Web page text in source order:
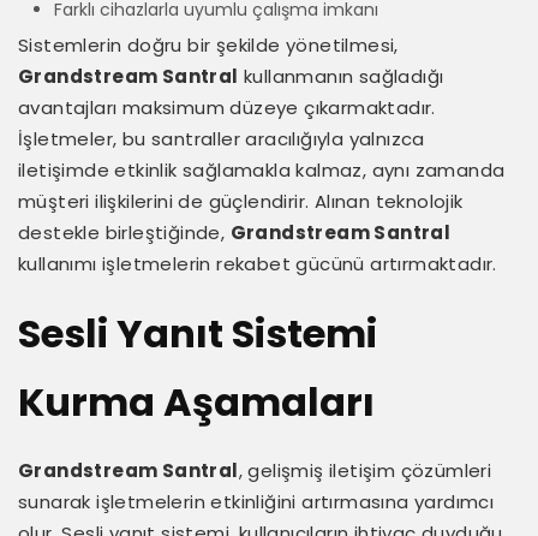
Farklı cihazlarla uyumlu çalışma imkanı
Sistemlerin doğru bir şekilde yönetilmesi,
Grandstream Santral kullanmanın sağladığı
avantajları maksimum düzeye çıkarmaktadır.
İşletmeler, bu santraller aracılığıyla yalnızca
iletişimde etkinlik sağlamakla kalmaz, aynı zamanda
müşteri ilişkilerini de güçlendirir. Alınan teknolojik
destekle birleştiğinde, Grandstream Santral
kullanımı işletmelerin rekabet gücünü artırmaktadır.
Sesli Yanıt Sistemi
Kurma Aşamaları
Grandstream Santral, gelişmiş iletişim çözümleri
sunarak işletmelerin etkinliğini artırmasına yardımcı